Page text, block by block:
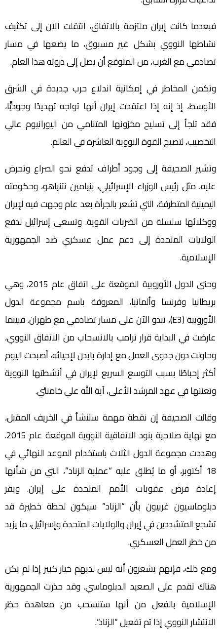
فبعدما كانت إيران ملتزمة بالاتفاق، انتقلت الآن إلى تكثيف
نشاطها النووي بشكل غير مسبوق، ما يضعها في مسار
تصادمي مع الغرب، من المتوقع أن يصل إلى ذروته هذا العام.
وتكمن المخاطر في إمكانية اندلاع حرب جديدة في الشرق
الأوسط، إذ إنه إذا اعتقدت إيران أنها تواجه تهديدًا وجوديًّا،
فقد تلجأ إلى تسليح مخزونها المتنامي من اليورانيوم عالي
التخصيب، لتصبح القوة النووية العاشرة في العالم.
وتشير الصحيفة إلى وجود أطراف تدفع نحو الصراع وتحرض
عليه، مثل رئيس الوزراء الإسرائيلي، بنيامين نتنياهو، وحكومته
اليمينية المتطرفة، التي تشعر بالجرأة بعد عام وجهت فيه لإيران
ووكلائها سلسلة من الضربات القوية. وتسعى إسرائيل لدفع
الولايات المتحدة إلى دعم عمل عسكري ضد الجمهورية
الإسلامية.
وحتى الدول الأوروبية الموقعة على اتفاق عام 2015، وهي
بريطانيا وفرنسا وألمانيا، المعروفة باسم مجموعة الدول
الأوروبية (E3)، تبدو الآن على مسار تصادمي مع طهران. فبينما
عارضت في البداية قرار ترامب بالانسحاب من الاتفاق النووي،
وحاولت دون جدوى العمل مع إدارة بايدن لإحيائه، أصبحت اليوم
أكثر إحباطًا بسبب التوسع السريع لإيران في أنشطتها النووية
وتعنتها في عهد المرشد الأعلى، آية الله علي خامنئي.
وقالت الصحيفة إن نقطة مهمة ستنشأ في الخريف المقبل،
مع نهاية صلاحية بنود الاتفاقية النووية الموقعة عام 2015.
وهددت مجموعة الدول الثلاث باستخدام الموعد النهائي في
18 أكتوبر، أو ما يُطلق عليه “عملية الزناد”، التي من شأنها
إعادة فرض عقوبات الأمم المتحدة على إيران. ويقر
دبلوماسيون غربيون بأن “الزناد” سيكون لحظة خطيرة قد
تشجع المتشددين في إيران والولايات المتحدة وإسرائيل، ما يزيد
من خطر العمل العسكري.
ومع ذلك، فإنهم يشعرون أنه ليس لديهم خيار كبير إذا لم يكن
هناك تقدم على الصعيد الدبلوماسي. وقد حذرت الجمهورية
الإسلامية بالفعل من أنها ستنسحب من معاهدة حظر
الانتشار النووي إذا تم تفعيل “الزناد”.